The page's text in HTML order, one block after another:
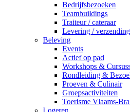
Bedrijfsbezoeken
Teambuildings
Traiteur / cateraar
Levering /
Beleving
Events
Actief op pad
Workshops &
Rondleiding &
Proeven & Culinair
Groepsactiviteiten
Toerisme Vlaams-
Logeren